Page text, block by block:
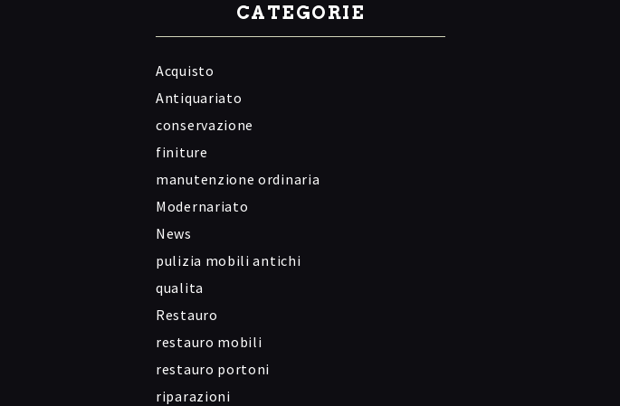
CATEGORIE
Acquisto
Antiquariato
conservazione
finiture
manutenzione ordinaria
Modernariato
News
pulizia mobili antichi
qualita
Restauro
restauro mobili
restauro portoni
riparazioni